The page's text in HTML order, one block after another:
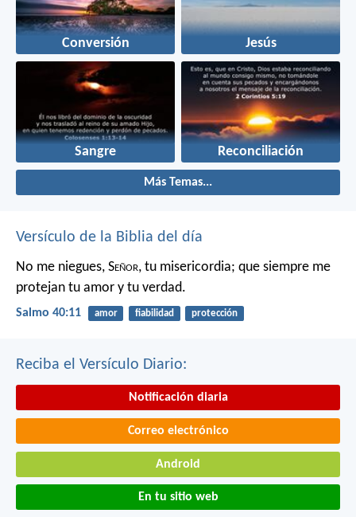
Conversión Jesús
Sangre Reconciliación
Más Temas...
Versículo de la Biblia del día
No me niegues, Señor, tu misericordia; que siempre me
protejan tu amor y tu verdad.
Salmo 40:11 amor fiabilidad protección
Reciba el Versículo Diario:
Notificación diaria
Correo electrónico
Android
En tu sitio web